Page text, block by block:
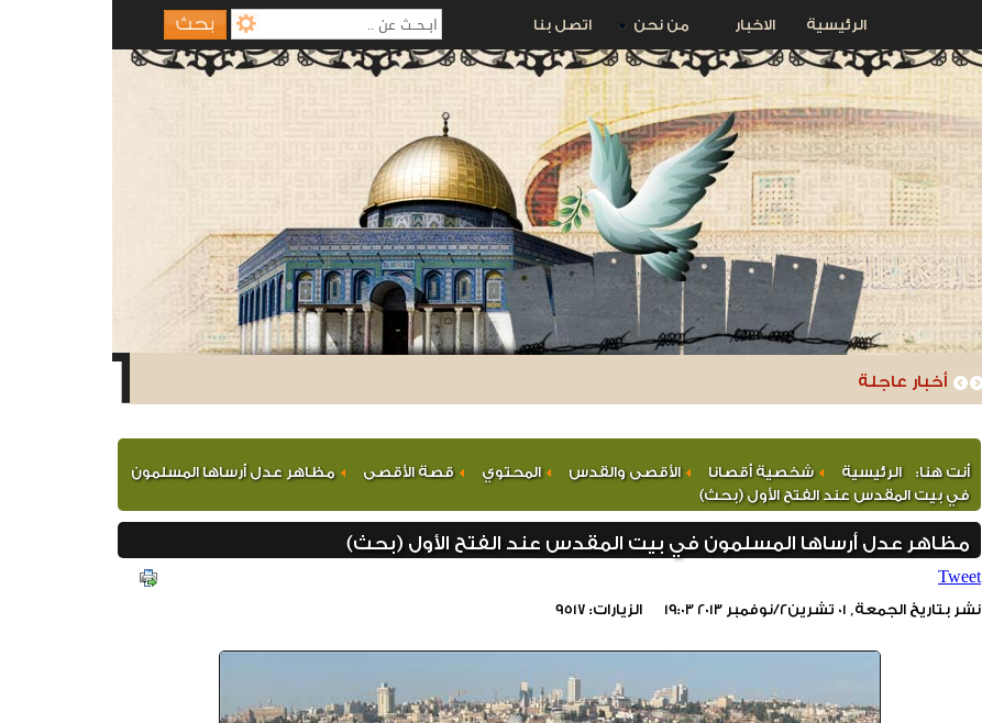
الرئيسية الاخبار من نحن اتصل بنا
أخبار عاجلة
أنت هنا: الرئيسية شخصية أقصانا الأقصى والقدس المحتوي قصة الأقصى
مظاهر عدل أرساها المسلمون
في بيت المقدس عند الفتح الأول (بحث)
مظاهر عدل أرساها المسلمون في بيت المقدس عند الفتح الأول (بحث)
Tweet
نشر بتاريخ الجمعة, 01 تشرين2/نوفمبر 2013 19:03 الزيارات: 9517